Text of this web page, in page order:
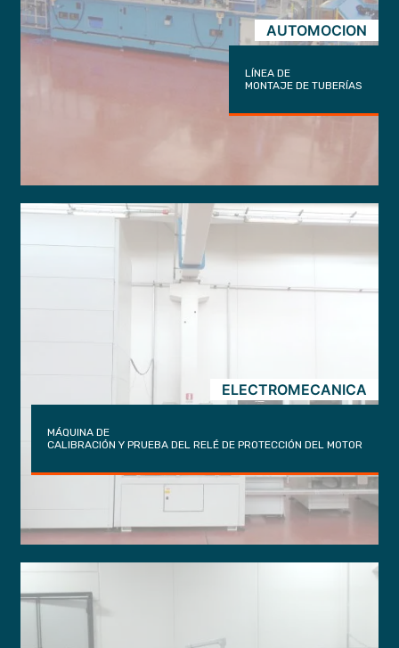
AUTOMOCION
LÍNEA DE
MONTAJE DE TUBERÍAS
ELECTROMECANICA
MÁQUINA DE
CALIBRACIÓN Y PRUEBA DEL RELÉ DE PROTECCIÓN DEL MOTOR